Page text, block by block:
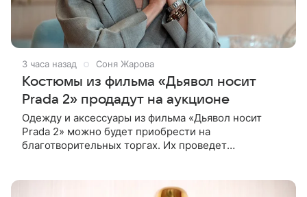
3 часа назад Соня Жарова
Костюмы из фильма «Дьявол носит
Prada 2» продадут на аукционе
Одежду и аксессуары из фильма «Дьявол носит
Prada 2» можно будет приобрести на
благотворительных торгах. Их проведет